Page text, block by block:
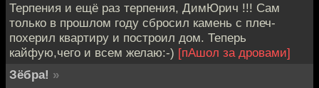
Терпения и ещё раз терпения, ДимЮрич !!! Сам
только в прошлом году сбросил камень с плеч-
похерил квартиру и построил дом. Теперь
кайфую,чего и всем желаю:-) [пАшол за дровами]
Зёбра! »